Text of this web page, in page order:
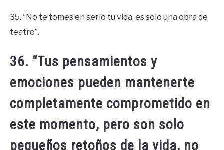
35. “No te tomes en serio tu vida, es solo una obra de
teatro”.
36. “Tus pensamientos y
emociones pueden mantenerte
completamente comprometido en
este momento, pero son solo
pequeños retoños de la vida, no